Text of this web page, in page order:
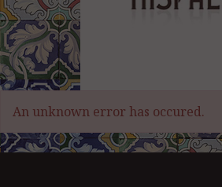
An unknown error has occured.